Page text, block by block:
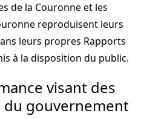
de la Couronne et les
reproduisent leurs
leurs propres Rapports
à la disposition du public.
visant des
du gouvernement